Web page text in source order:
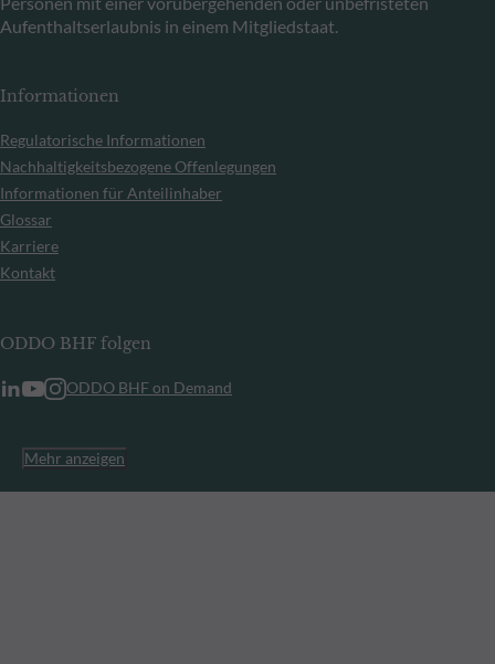
Aufenthaltserlaubnis in einem Mitgliedstaat.
Informationen
Regulatorische Informationen
Nachhaltigkeitsbezogene Offenlegungen
Informationen für Anteilinhaber
Glossar
Karriere
Kontakt
ODDO BHF folgen
ODDO BHF on Demand
Mehr anzeigen